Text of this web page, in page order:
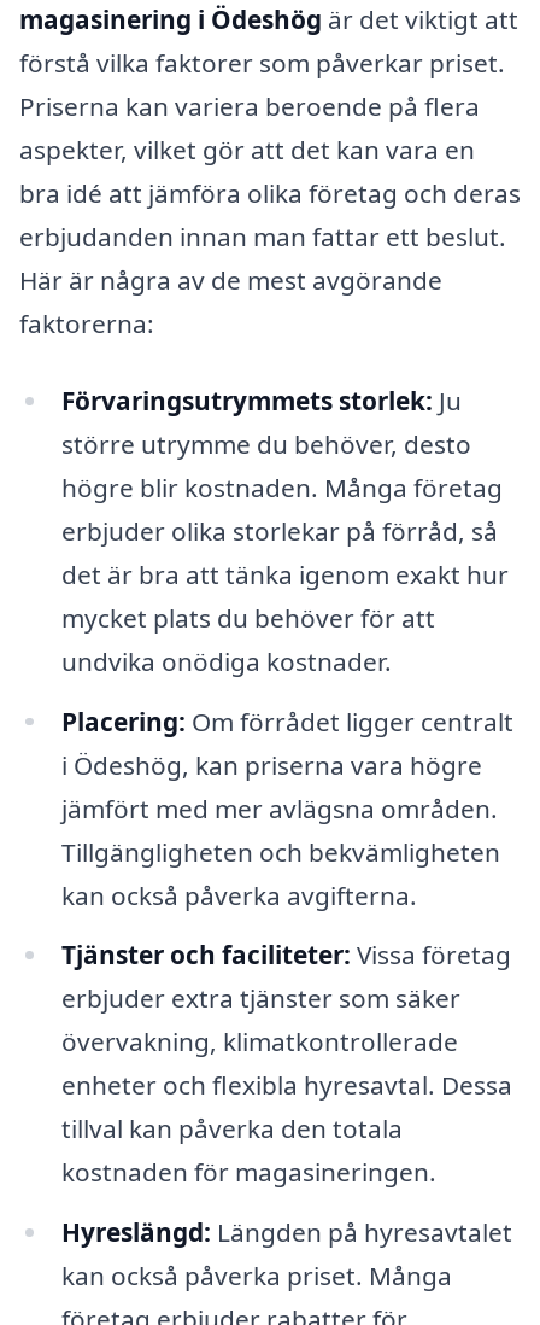
magasinering i Ödeshög är det viktigt att
förstå vilka faktorer som påverkar priset.
Priserna kan variera beroende på flera
aspekter, vilket gör att det kan vara en
bra idé att jämföra olika företag och deras
erbjudanden innan man fattar ett beslut.
Här är några av de mest avgörande
faktorerna:
Förvaringsutrymmets storlek: Ju
större utrymme du behöver, desto
högre blir kostnaden. Många företag
erbjuder olika storlekar på förråd, så
det är bra att tänka igenom exakt hur
mycket plats du behöver för att
undvika onödiga kostnader.
Placering: Om förrådet ligger centralt
i Ödeshög, kan priserna vara högre
jämfört med mer avlägsna områden.
Tillgängligheten och bekvämligheten
kan också påverka avgifterna.
Tjänster och faciliteter: Vissa företag
erbjuder extra tjänster som säker
övervakning, klimatkontrollerade
enheter och flexibla hyresavtal. Dessa
tillval kan påverka den totala
kostnaden för magasineringen.
Hyreslängd: Längden på hyresavtalet
kan också påverka priset. Många